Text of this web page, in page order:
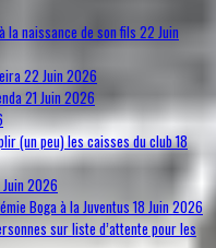
la naissance de son fils 22 Juin
22 Juin 2026
21 Juin 2026
(un peu) les caisses du club18
Juin 2026
Boga à la Juventus18 Juin 2026
sur liste d’attente pour les